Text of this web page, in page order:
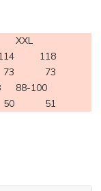
XXL
118
73
73
88-100
50 51